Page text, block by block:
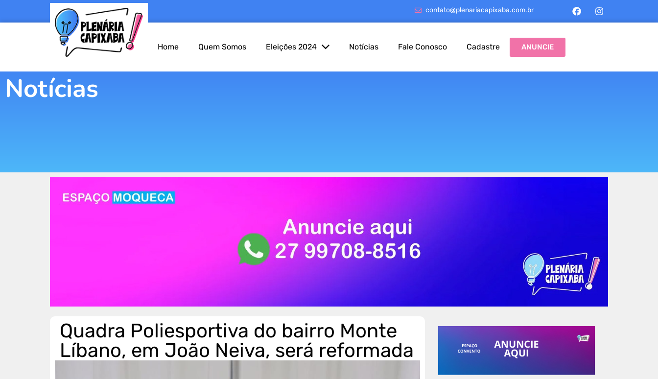
contato@plenariacapixaba.com.br
Home Quem Somos Eleições 2024 Notícias Fale Conosco Cadastre ANUNCIE
Notícias
Quadra Poliesportiva do bairro Monte
Líbano, em João Neiva, será reformada